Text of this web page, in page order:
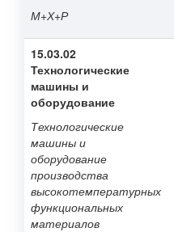
М+Х+Р
15.03.02
Технологические
машины и
оборудование
Технологические
машины и
оборудование
производства
высокотемпературных
функциональных
материалов